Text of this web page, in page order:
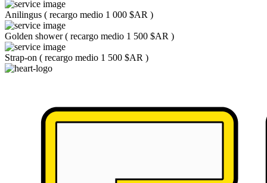
Anilingus ( recargo medio 1 000 $AR )
Golden shower( recargo medio 1 500 $AR )
Strap-on ( recargo medio 1 500 $AR )